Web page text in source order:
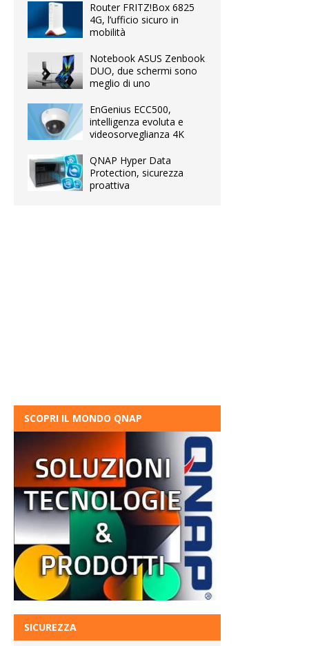
Router FRITZ!Box 6825
4G, l’ufficio sicuro in
mobilità
Notebook ASUS Zenbook
DUO, due schermi sono
meglio di uno
EnGenius ECC500,
intelligenza evoluta e
videosorveglianza 4K
QNAP Hyper Data
Protection, sicurezza
proattiva
SCOPRI IL MONDO QNAP
SICUREZZA